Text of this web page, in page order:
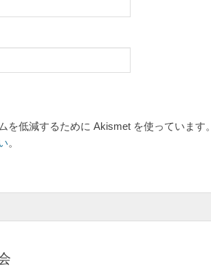
を低減するために Akismet を使っています。
。